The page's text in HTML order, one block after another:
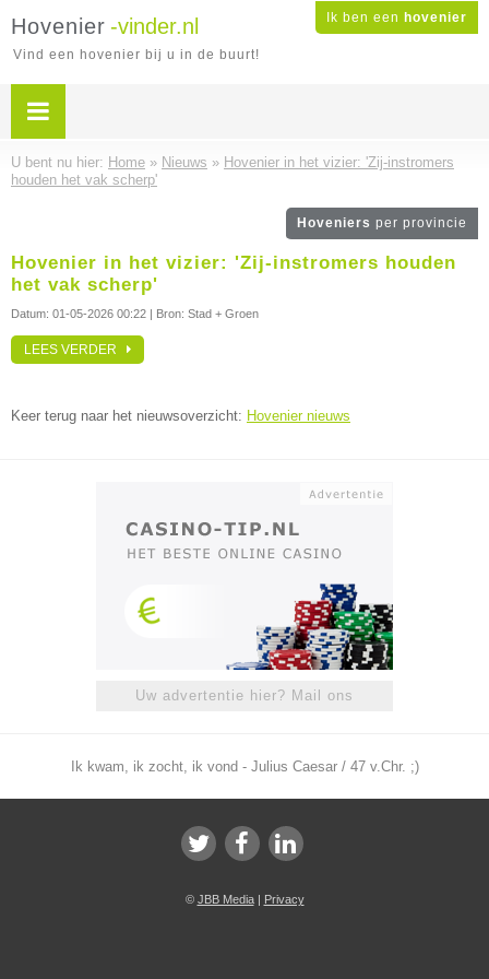
Ik ben een hovenier
Hovenier -vinder.nl
Vind een hovenier bij u in de buurt!
U bent nu hier: Home » Nieuws » Hovenier in het vizier: 'Zij-instromers
houden het vak scherp'
Hoveniers per provincie
Hovenier in het vizier: 'Zij-instromers houden
het vak scherp'
Datum: 01-05-2026 00:22 | Bron: Stad + Groen
LEES VERDER
Keer terug naar het nieuwsoverzicht: Hovenier nieuws
Uw advertentie hier? Mail ons
Ik kwam, ik zocht, ik vond - Julius Caesar / 47 v.Chr. ;)
© JBB Media| Privacy